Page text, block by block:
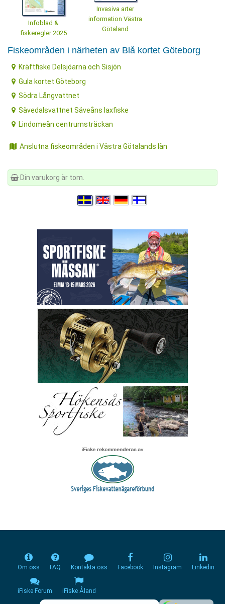
Infoblad &
fiskeregler 2025
Invasiva arter
information Västra
Götaland
Fiskeområden i närheten av Blå kortet Göteborg
Kräftfiske Delsjöarna och Sisjön
Gula kortet Göteborg
Södra Långvattnet
Sävedalsvattnet Säveåns laxfiske
Lindomeån centrumsträckan
Anslutna fiskeområden i Västra Götalands län
Din varukorg är tom.
Om oss FAQ Kontakta oss Facebook Instagram Linkedin
iFiske Forum iFiske Åland